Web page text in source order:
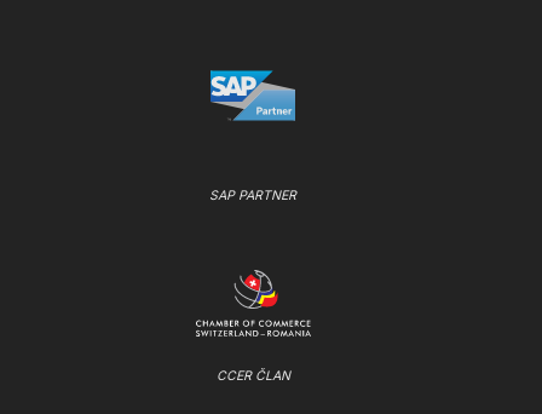
SAP PARTNER
CCER ČLAN